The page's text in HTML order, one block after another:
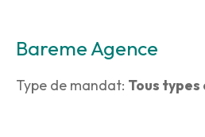
Bareme Agence
Type de mandat: Tous